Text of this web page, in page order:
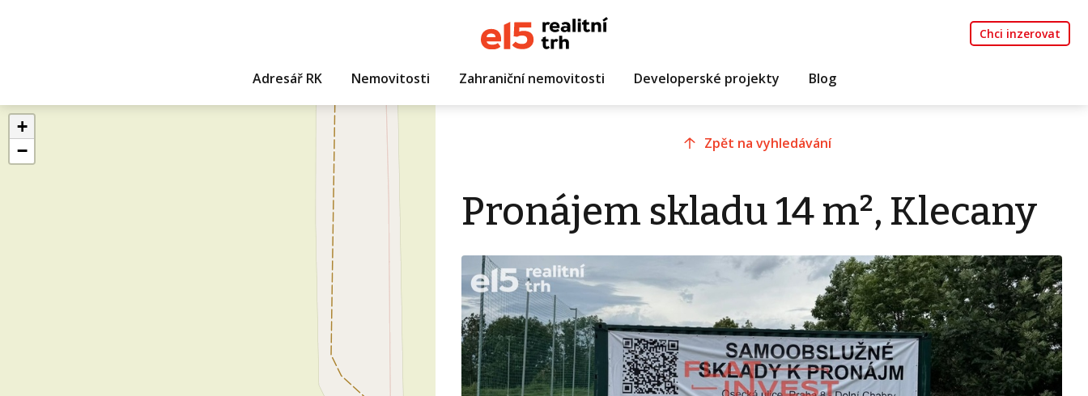
Chci inzerovat
Adresář RK Nemovitosti Zahraniční nemovitosti Developerské projekty Blog
+
−
Zpět na vyhledávání
Pronájem skladu 14 m², Klecany